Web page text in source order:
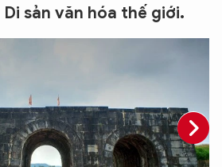
sản văn hóa thế giới.